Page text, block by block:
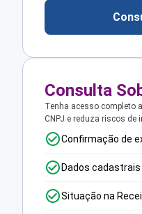
Consulta
Tenha acesso completo
CNPJ e reduza riscos de
Confirmação de
Dados
Situação na